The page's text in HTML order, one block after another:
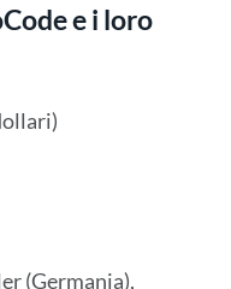
e i loro
(Germania),